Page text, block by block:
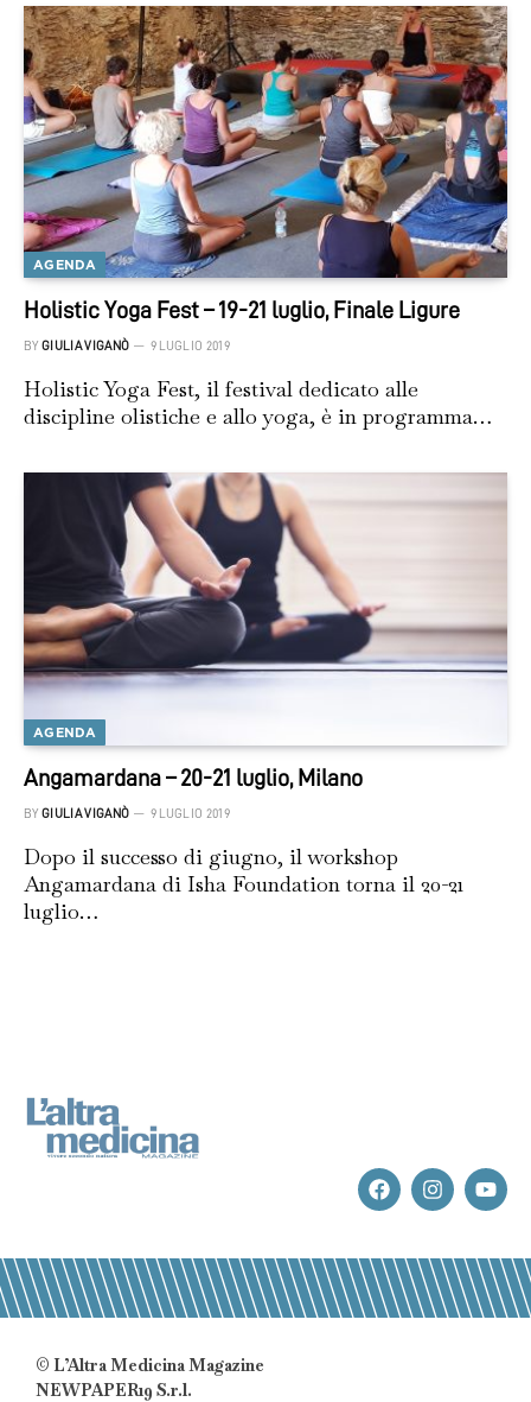
AGENDA
Holistic Yoga Fest – 19-21 luglio, Finale Ligure
BY GIULIA VIGANÒ 9 LUGLIO 2019
Holistic Yoga Fest, il festival dedicato alle
discipline olistiche e allo yoga, è in programma…
AGENDA
Angamardana – 20-21 luglio, Milano
BY GIULIA VIGANÒ 9 LUGLIO 2019
Dopo il successo di giugno, il workshop
Angamardana di Isha Foundation torna il 20-21
luglio…
© L’Altra Medicina Magazine
NEWPAPER19 S.r.l.